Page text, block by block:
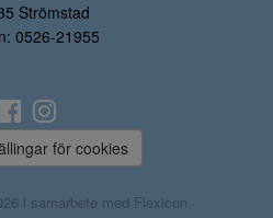
Strömstad
0526-21955
för cookies
i samarbete med Flexicon